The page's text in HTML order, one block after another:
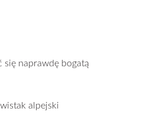
się naprawdę bogatą
alpejski